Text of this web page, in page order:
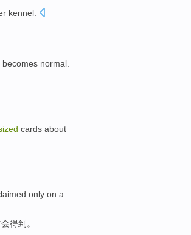
kennel
becomes normal
cards about
only on a
会得到。